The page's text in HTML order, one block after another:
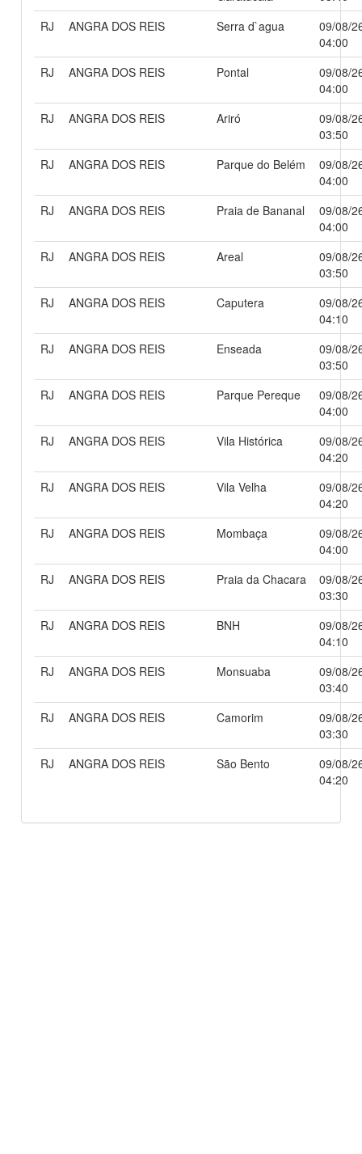
RJ
ANGRA DOS REIS Serra d`agua
09/08/
04:00
RJ
ANGRA DOS REIS Pontal
09/08/
04:00
RJ
ANGRA DOS REIS Ariró
09/08/
03:50
RJ
ANGRA DOS REIS Parque do Belém
09/08/
04:00
RJ
ANGRA DOS REIS Praia de Bananal
09/08/
04:00
RJ
ANGRA DOS REIS Areal
09/08/
03:50
RJ
ANGRA DOS REIS Caputera
09/08/
04:10
RJ
ANGRA DOS REIS Enseada
09/08/
03:50
RJ
ANGRA DOS REIS Parque Pereque
09/08/
04:00
RJ
ANGRA DOS REIS Vila Histórica
09/08/
04:20
RJ
ANGRA DOS REIS Vila Velha
09/08/
04:20
RJ
ANGRA DOS REIS Mombaça
09/08/
04:00
RJ
ANGRA DOS REIS Praia da Chacara
09/08/
03:30
RJ
ANGRA DOS REIS BNH
09/08/
04:10
RJ
ANGRA DOS REIS Monsuaba
09/08/
03:40
RJ
ANGRA DOS REIS Camorim
09/08/
03:30
RJ
ANGRA DOS REIS São Bento
09/08/
04:20